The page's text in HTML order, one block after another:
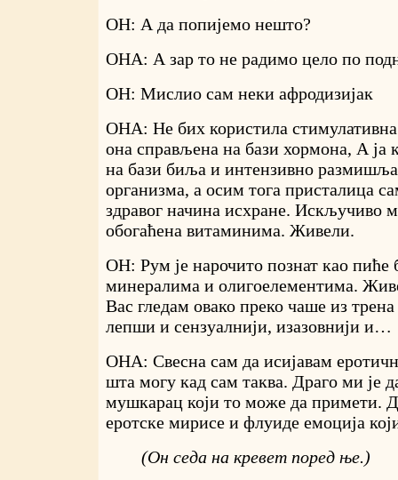
ОН: А да попијемо нешто?
ОНА: А зар то не радимо цело по
ОН: Мислио сам неки афродизијак
ОНА: Не бих користила
она справљена на бази хормона, А ја
на бази биља и интензивно
организма, а осим тога присталица
здравог начина исхране. Искључиво
обогаћена витаминима. Живели.
ОН: Рум је нарочито познат као пиће
минералима и олигоелементима.
Вас гледам овако преко чаше из
лепши и сензуалнији, изазовнији и…
ОНА: Свесна сам да исијавам
шта могу кад сам таква. Драго ми је
мушкарац који то може да примети.
еротске мирисе и флуиде емоција
(Он седа на кревет поред ње.)